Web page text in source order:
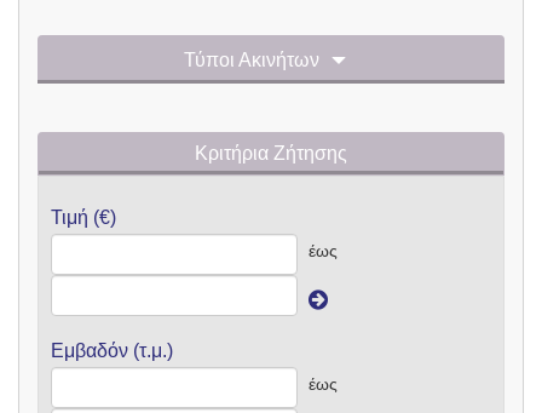
Τύποι Ακινήτων
Κριτήρια Ζήτησης
Τιμή (€)
έως
Εμβαδόν (τ.μ.)
έως